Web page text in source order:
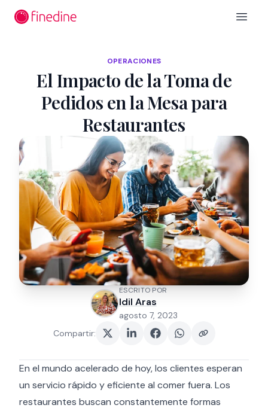
Open
OPERACIONES
El Impacto de la Toma de
Pedidos en la Mesa para
Restaurantes
ESCRITO POR
Idil Aras
agosto 7, 2023
Compartir:
En el mundo acelerado de hoy, los clientes esperan
un servicio rápido y eficiente al comer fuera. Los
restaurantes buscan constantemente formas